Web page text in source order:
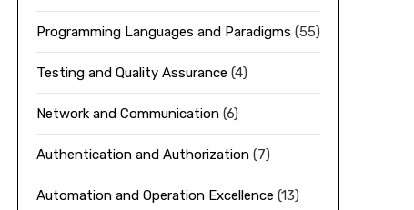
Programming Languages and Paradigms (55)
Testing and Quality Assurance (4)
Network and Communication(6)
Authentication and Authorization(7)
Automation and Operation Excellence (13)